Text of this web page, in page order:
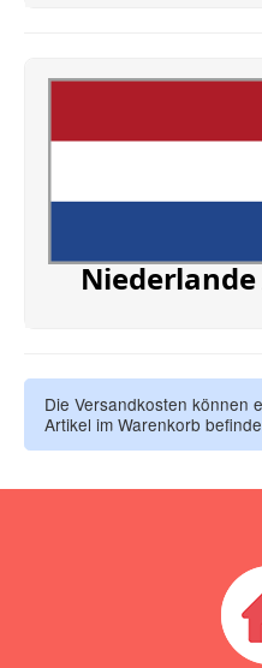
Die Versandkosten können
Artikel im Warenkorb